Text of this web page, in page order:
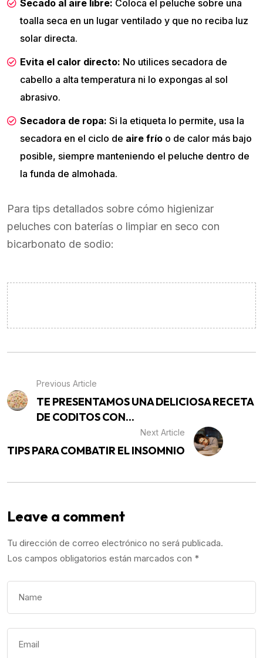
Secado al aire libre: Coloca el peluche sobre una
toalla seca en un lugar ventilado y que no reciba luz
solar directa.
Evita el calor directo: No utilices secadora de
cabello a alta temperatura ni lo expongas al sol
abrasivo.
Secadora de ropa: Si la etiqueta lo permite, usa la
secadora en el ciclo de aire frío o de calor más bajo
posible, siempre manteniendo el peluche dentro de
la funda de almohada.
Para tips detallados sobre cómo higienizar
peluches con baterías o limpiar en seco con
bicarbonato de sodio:
Previous Article
TE PRESENTAMOS UNA DELICIOSA RECETA
DE CODITOS CON...
Next Article
TIPS PARA COMBATIR EL INSOMNIO
Leave a comment
Tu dirección de correo electrónico no será publicada.
Los campos obligatorios están marcados con *